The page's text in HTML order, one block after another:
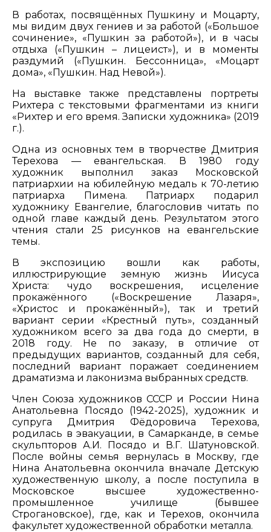
В работах, посвящённых Пушкину и Моцарту,
мы видим двух гениев и за работой («Большое
сочинение», «Пушкин за работой»), и в часы
отдыха («Пушкин – лицеист»), и в моменты
раздумий («Пушкин. Бессонница», «Моцарт
дома», «Пушкин. Над Невой»).
На выставке также представлены портреты
Рихтера с текстовыми фрагментами из книги
«Рихтер и его время. Записки художника» (2019
г.).
Одна из основных тем в творчестве Дмитрия
Терехова — евангельская. В 1980 году
художник выполнил заказ Московской
патриархии на юбилейную медаль к 70-летию
патриарха Пимена. Патриарх подарил
художнику Евангелие, благословив читать по
одной главе каждый день. Результатом этого
чтения стали 25 рисунков на евангельские
темы.
В экспозицию вошли как работы,
иллюстрирующие земную жизнь Иисуса
Христа: чудо воскрешения, исцеление
прокажённого («Воскрешение Лазаря»,
«Христос и прокажённый»), так и третий
вариант серии «Крестный путь», созданный
художником всего за два года до смерти, в
2018 году. Не по заказу, в отличие от
предыдущих вариантов, созданный для себя,
последний вариант поражает соединением
драматизма и лаконизма выбранных средств.
Член Союза художников СССР и России Нина
Анатольевна Посядо (1942-2025), художник и
супруга Дмитрия Фёдоровича Терехова,
родилась в эвакуации, в Самарканде, в семье
скульпторов А.И. Посядо и В.Г. Шатуновской.
После войны семья вернулась в Москву, где
Нина Анатольевна окончила вначале Детскую
художественную школу, а после поступила в
Московское высшее художественно-
промышленное училище (бывшее
Строгановское), где, как и Терехов, окончила
факультет художественной обработки металла.